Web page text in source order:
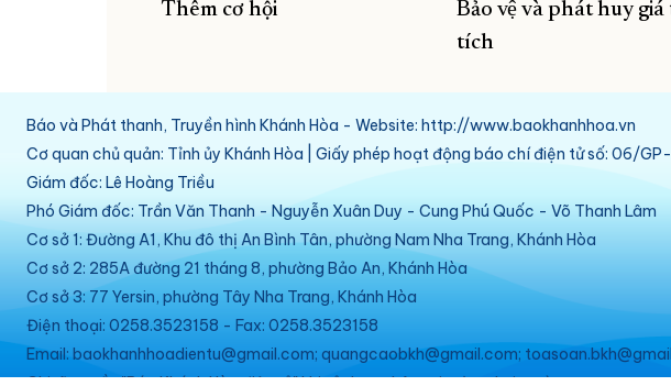
Thêm cơ hội
Bảo vệ và phát huy
tích
Báo và Phát thanh, Truyền hình Khánh Hòa - Website: http://www.baokhanhhoa.vn
Cơ quan chủ quản: Tỉnh ủy Khánh Hòa | Giấy phép hoạt động báo chí điện tử số: 06/
Giám đốc: Lê Hoàng Triều
Phó Giám đốc: Trần Văn Thanh - Nguyễn Xuân Duy - Cung Phú Quốc - Võ Thanh Lâm
Cơ sở 1: Đường A1, Khu đô thị An Bình Tân, phường Nam Nha Trang, Khánh Hòa
Cơ sở 2: 285A đường 21 tháng 8, phường Bảo An, Khánh Hòa
Cơ sở 3: 77 Yersin, phường Tây Nha Trang, Khánh Hòa
Điện thoại: 0258.3523158 - Fax: 0258.3523158
Email: baokhanhhoadientu@gmail.com; quangcaobkh@gmail.com;